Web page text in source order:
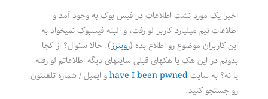
اخیرا یک مورد نشت اطلاعات در فیس بوک به وجود آمد و
اطلاعات نیم میلیارد کاربر لو رفت، و البته فیسبوک نمیخواد به
این کاربران موضوع رو اطلاع بده (رویترز). حالا سئوال؟ از کجا
بدونم در این هک یا هکهای قبلی سایتهای دیگه اطلاعاتم لو رفته
یا نه؟ به سایتhave I been pwnedو ایمیل / شماره تلفنتون
رو جستجو کنید.